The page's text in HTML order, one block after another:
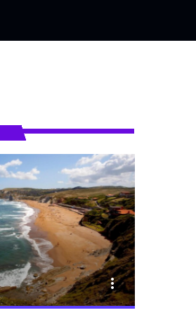
more_vert